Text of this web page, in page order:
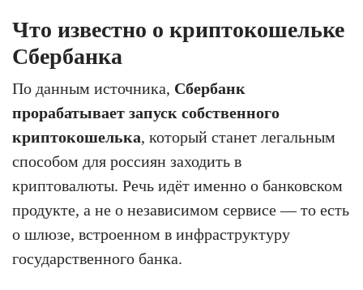
Что известно о криптокошельке
Сбербанка
По данным источника, Сбербанк
прорабатывает запуск собственного
криптокошелька, который станет легальным
способом для россиян заходить в
криптовалюты. Речь идёт именно о банковском
продукте, а не о независимом сервисе — то есть
о шлюзе, встроенном в инфраструктуру
государственного банка.